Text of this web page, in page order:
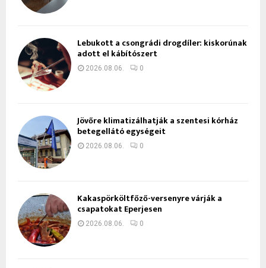
Lebukott a csongrádi drogdíler: kiskorúnak
adott el kábítószert
2026.08.06. 0
Jövőre klimatizálhatják a szentesi kórház
betegellátó egységeit
2026.08.06. 0
Kakaspörköltfőző-versenyre várják a
csapatokat Eperjesen
2026.08.06. 0